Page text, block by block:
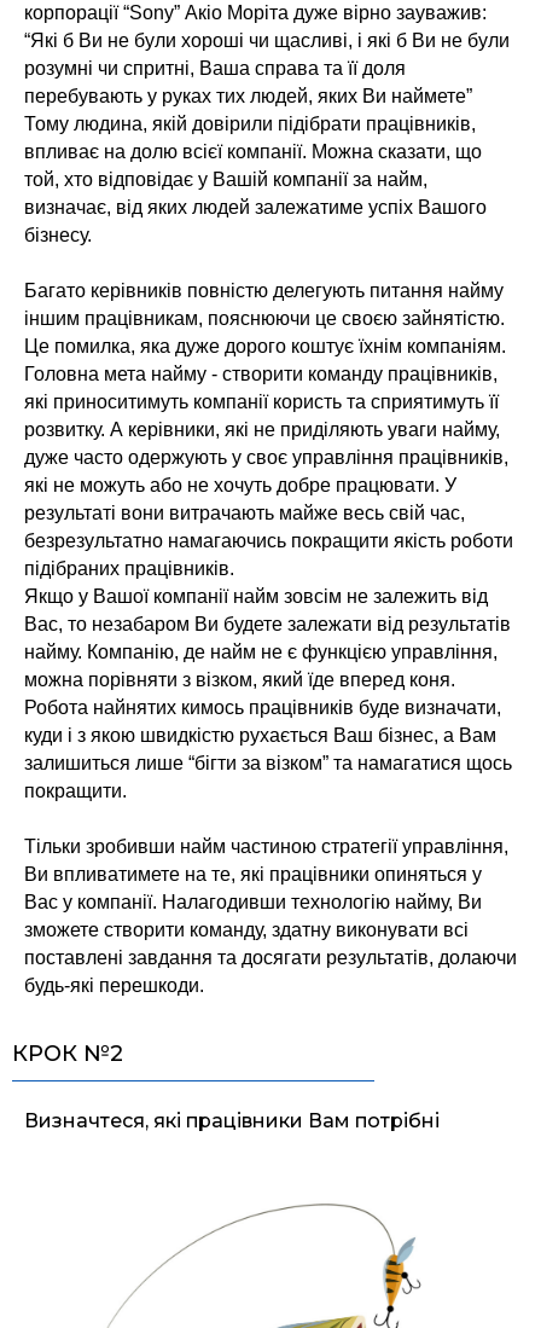
корпорації “Sony” Акіо Моріта дуже вірно зауважив:
“Які б Ви не були хороші чи щасливі, і які б Ви не були
розумні чи спритні, Ваша справа та її доля
перебувають у руках тих людей, яких Ви наймете”
Тому людина, якій довірили підібрати працівників,
впливає на долю всієї компанії. Можна сказати, що
той, хто відповідає у Вашій компанії за найм,
визначає, від яких людей залежатиме успіх Вашого
бізнесу.
Багато керівників повністю делегують питання найму
іншим працівникам, пояснюючи це своєю зайнятістю.
Це помилка, яка дуже дорого коштує їхнім компаніям.
Головна мета найму - створити команду працівників,
які приноситимуть компанії користь та сприятимуть її
розвитку. А керівники, які не приділяють уваги найму,
дуже часто одержують у своє управління працівників,
які не можуть або не хочуть добре працювати. У
результаті вони витрачають майже весь свій час,
безрезультатно намагаючись покращити якість роботи
підібраних працівників.
Якщо у Вашої компанії найм зовсім не залежить від
Вас, то незабаром Ви будете залежати від результатів
найму. Компанію, де найм не є функцією управління,
можна порівняти з візком, який їде вперед коня.
Робота найнятих кимось працівників буде визначати,
куди і з якою швидкістю рухається Ваш бізнес, а Вам
залишиться лише “бігти за візком” та намагатися щось
покращити.
Тільки зробивши найм частиною стратегії управління,
Ви впливатимете на те, які працівники опиняться у
Вас у компанії. Налагодивши технологію найму, Ви
зможете створити команду, здатну виконувати всі
поставлені завдання та досягати результатів, долаючи
будь-які перешкоди.
КРОК №2
Визначтеся, які працівники Вам потрібні